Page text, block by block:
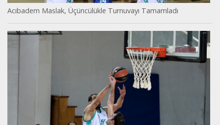
Acıbadem Maslak, Üçüncülükle Turnuvayı Tamamladı